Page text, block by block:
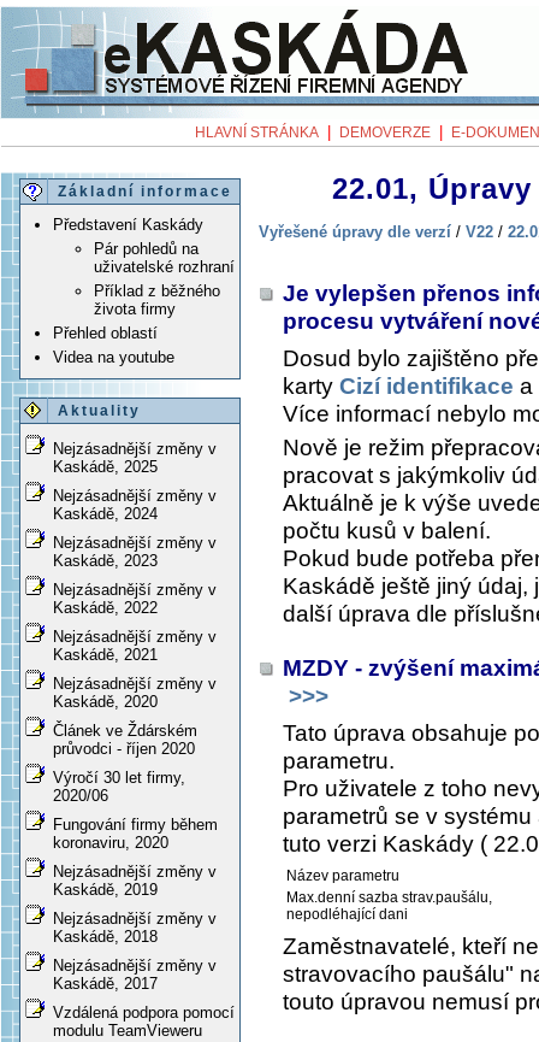
HLAVNÍ STRÁNKA DEMOVERZE E-
Základní informace
Představení Kaskády
Pár pohledů na
uživatelské rozhraní
Příklad z běžného
života firmy
Přehled oblastí
Videa na youtube
Aktuality
Nejzásadnější změny v
Kaskádě, 2025
Nejzásadnější změny v
Kaskádě, 2024
Nejzásadnější změny v
Kaskádě, 2023
Nejzásadnější změny v
Kaskádě, 2022
Nejzásadnější změny v
Kaskádě, 2021
Nejzásadnější změny v
Kaskádě, 2020
Článek ve Ždárském
průvodci - říjen 2020
Výročí 30 let firmy,
2020/06
Fungování firmy během
koronaviru, 2020
Nejzásadnější změny v
Kaskádě, 2019
Nejzásadnější změny v
Kaskádě, 2018
Nejzásadnější změny v
Kaskádě, 2017
Vzdálená podpora pomocí
modulu TeamVieweru
22.01,
Vyřešené úpravy dle verzí / V22 /
Je vylepšen přenos
procesu vytváření
Dosud bylo zajištěno
karty Cizí identifikace a
Více informací nebylo
Nově je režim
pracovat s jakýmkoliv
Aktuálně je k výše
počtu kusů v balení.
Pokud bude potřeba
Kaskádě ještě jiný údaj,
další úprava dle
MZDY - zvýšení
>>>
Tato úprava obsahuje
parametru.
Pro uživatele z toho
parametrů se v
tuto verzi Kaskády (
Název parametru
Max.denní sazba strav.paušálu,
nepodléhající dani
Zaměstnavatelé, kteří
stravovacího paušálu"
touto úpravou nemusí